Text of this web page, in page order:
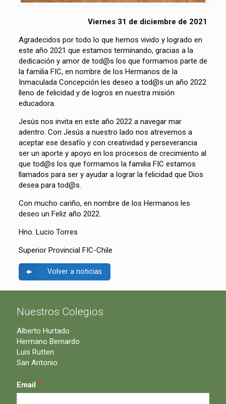
Viernes 31 de diciembre de 2021
Agradecidos por todo lo que hemos vivido y logrado en
este año 2021 que estamos terminando, gracias a la
dedicación y amor de tod@s los que formamos parte de
la familia FIC, en nombre de los Hermanos de la
Inmaculada Concepción les deseo a tod@s un año 2022
lleno de felicidad y de logros en nuestra misión
educadora.
Jesús nos invita en este año 2022 a navegar mar
adentro. Con Jesús a nuestro lado nos atrevemos a
aceptar ese desafío y con creatividad y perseverancia
ser un aporte y apoyo en los procesos de crecimiento al
que tod@s los que formamos la familia FIC estamos
llamados para ser y ayudar a lograr la felicidad que Dios
desea para tod@s.
Con mucho cariño, en nombre de los Hermanos les
deseo un Feliz año 2022.
Hno. Lucio Torres
Superior Provincial FIC-Chile
Volver a noticias
Nuestros Colegios
Alberto Hurtado
Hermano Bernardo
Luis Rutten
San Antonio
Email *